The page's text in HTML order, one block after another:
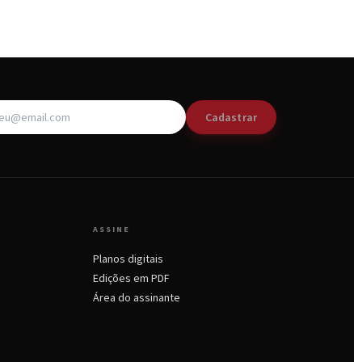
Cadastrar
ASSINE
Planos digitais
Edições em PDF
Área do assinante